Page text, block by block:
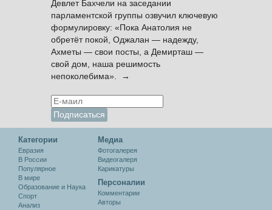
Девлет Бахчели на заседании
парламентской группы озвучил ключевую
формулировку: «Пока Анатолия не
обретёт покой, Оджалан — надежду,
Ахметы — свои посты, а Демирташ —
свой дом, наша решимость
непоколебима». →
Категории
Евразия
В России
Популярное
В мире
Образование и Наука
Спорт
Анализ
Медиа
Фотогалерея
Видеогалеря
Карикатуры
Персоналии
Комментарии
Авторы